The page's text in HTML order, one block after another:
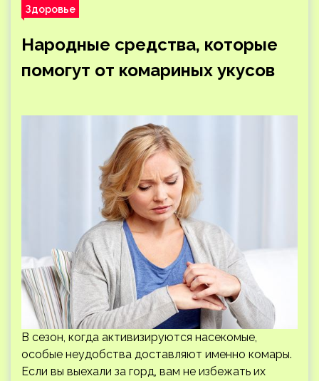
Здоровье
Народные средства, которые
помогут от комариных укусов
В сезон, когда активизируются насекомые,
особые неудобства доставляют именно комары.
Если вы выехали за горд, вам не избежать их